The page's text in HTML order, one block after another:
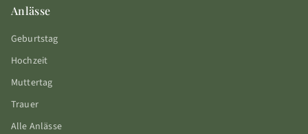
Anlässe
Geburtstag
Hochzeit
Muttertag
Trauer
Alle Anlässe